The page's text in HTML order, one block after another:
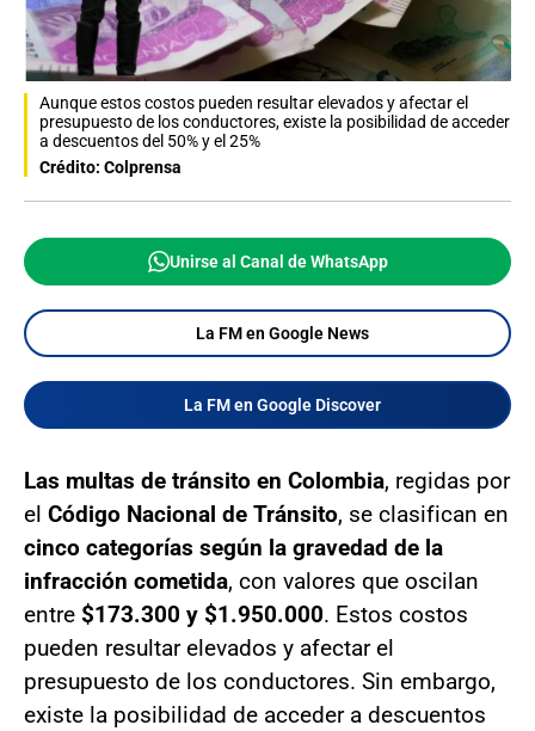
Aunque estos costos pueden resultar elevados y afectar el
presupuesto de los conductores, existe la posibilidad de acceder
a descuentos del 50% y el 25%
Crédito: Colprensa
Unirse al Canal de WhatsApp
La FM en Google News
La FM en Google Discover
Las multas de tránsito en Colombia, regidas por
el Código Nacional de Tránsito, se clasifican en
cinco categorías según la gravedad de la
infracción cometida, con valores que oscilan
entre $173.300 y $1.950.000. Estos costos
pueden resultar elevados y afectar el
presupuesto de los conductores. Sin embargo,
existe la posibilidad de acceder a descuentos